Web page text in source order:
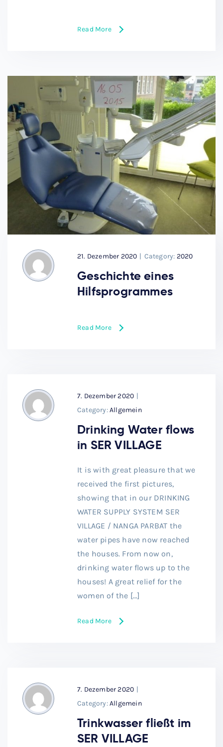
Read More
21. Dezember 2020 | Category: 2020
Geschichte eines
Hilfsprogrammes
Read More
7. Dezember 2020 |
Category:Allgemein
Drinking Water flows
in SER VILLAGE
It is with great pleasure that we
received the first pictures,
showing that in our DRINKING
WATER SUPPLY SYSTEM SER
VILLAGE / NANGA PARBAT the
water pipes have now reached
the houses. From now on,
drinking water flows up to the
houses! A great relief for the
women of the […]
Read More
7. Dezember 2020 |
Category:Allgemein
Trinkwasser fließt im
SER VILLAGE